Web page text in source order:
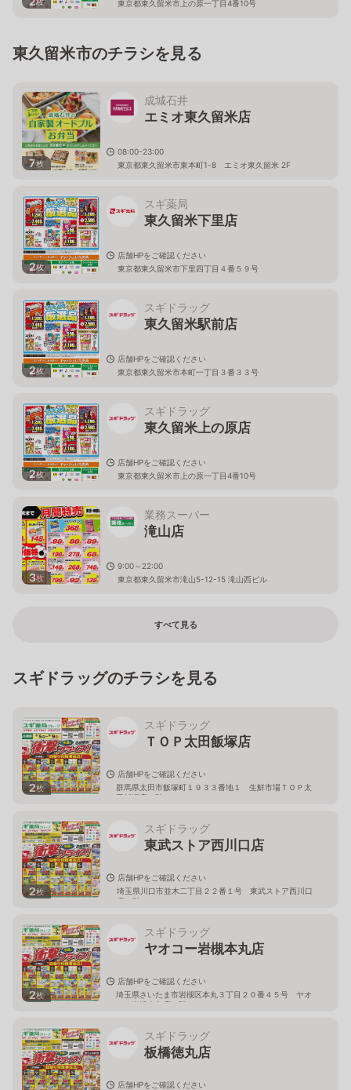
東京都東久留米市上の原一丁目4番10号
東久留米市のチラシを見る
7枚
成城石井
エミオ東久留米店
08:00-23:00
東京都東久留米市東本町1-8 エミオ東久留米 2F
2枚
スギ薬局
東久留米下里店
店舗HPをご確認ください
東京都東久留米市下里四丁目４番５９号
2枚
スギドラッグ
東久留米駅前店
店舗HPをご確認ください
東京都東久留米市本町一丁目３番３３号
2枚
スギドラッグ
東久留米上の原店
店舗HPをご確認ください
東京都東久留米市上の原一丁目4番10号
3枚
業務スーパー
滝山店
9:00～22:00
東京都東久留米市滝山5-12-15 滝山西ビル
すべて見る
スギドラッグのチラシを見る
2枚
スギドラッグ
ＴＯＰ太田飯塚店
店舗HPをご確認ください
群馬県太田市飯塚町１９３３番地１ 生鮮市場ＴＯＰ太
田飯塚店１階
2枚
スギドラッグ
東武ストア西川口店
店舗HPをご確認ください
埼玉県川口市並木二丁目２２番１号 東武ストア西川口
店２階
2枚
スギドラッグ
ヤオコー岩槻本丸店
店舗HPをご確認ください
埼玉県さいたま市岩槻区本丸３丁目２０番４５号 ヤオ
コー岩槻本丸店２階
スギドラッグ
板橋徳丸店
店舗HPをご確認ください